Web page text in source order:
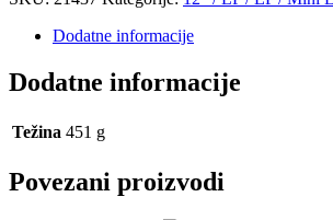
Dodatne informacije
Dodatne informacije
Težina 451 g
Povezani proizvodi